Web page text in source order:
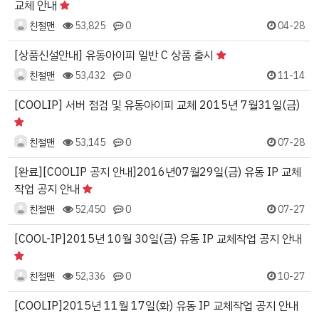
교체 안내
친절맨 53,825 0 04-28
[상품신설안내] 유동아이피 일반 C 상품 출시
친절맨 53,432 0 11-14
[COOLIP] 서버 점검 및 유동아이피 교체 2015년 7월31일(금)
친절맨 53,145 0 07-28
[완료][COOLIP 공지 안내]2016년07월29일(금) 유동 IP 교체
작업 공지 안내
친절맨 52,450 0 07-27
[COOL-IP]2015년 10월 30일(금) 유동 IP 교체작업 공지 안내
친절맨 52,336 0 10-27
[COOLIP]2015년 11월 17일(화) 유동 IP 교체작업 공지 안내